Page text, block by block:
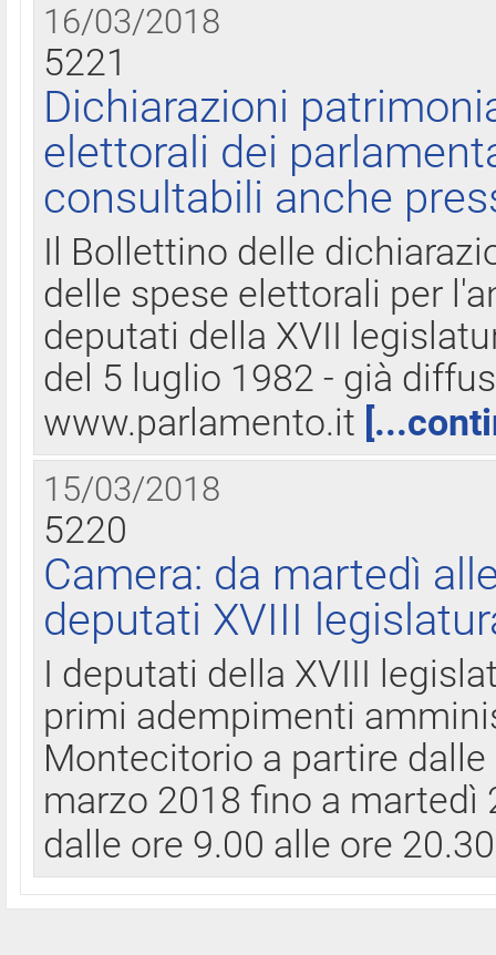
16/03/2018
5221
Dichiarazioni
elettorali dei
consultabili anche
Il Bollettino delle
delle spese elettorali per
deputati della XVII
del 5 luglio 1982 - già
www.parlamento.it
15/03/2018
5220
Camera: da martedì
deputati XVIII
I deputati della XVIII
primi adempimenti
Montecitorio a partire
marzo 2018 fino a
dalle ore 9.00 alle ore